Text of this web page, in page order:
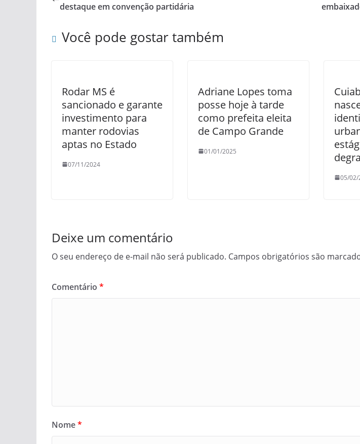
destaque em convenção partidária
Você pode gostar também
Rodar MS é
sancionado e garante
investimento para
manter rodovias
aptas no Estado
07/11/2024
Adriane Lopes toma
posse hoje à tarde
como prefeita eleita
de Campo Grande
01/01/2025
05/02/
Deixe um comentário
O seu endereço de e-mail não será publicado. Campos obrigatórios são
Comentário *
Nome*